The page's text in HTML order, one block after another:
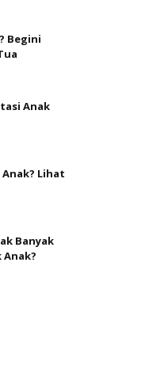
Begini
Anak
Lihat
Banyak